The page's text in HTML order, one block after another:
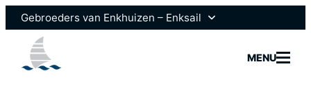
Gebroeders van Enkhuizen – Enksail
Gebroeders van Enkhuizen MENU